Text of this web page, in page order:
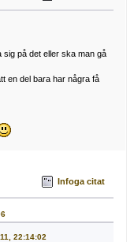
på det eller ska man gå
en del bara har några få
Infoga citat
22:14:02